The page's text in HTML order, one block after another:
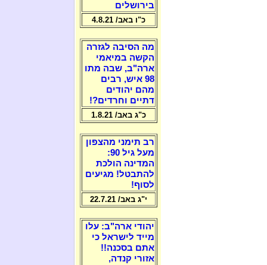
בירושלים
כ"ו באב/ 4.8.21
מה הסיבה לגזרה
הקשה במיאמי
ארה"ב, שבה מתו
98 איש, רבים
מהם יהודים
דתיים וחרדים?!
כ"ג באב/ 1.8.21
רב תימני מהצפון
מעל גיל 90:
המדינה הולכת
להתבטל! מגיעים
לסוף!
י"ג באב/ 22.7.21
יהודי ארה"ב: עלו
מייד לישראל כי
אתם בסכנה!!
אזורי קנדה,